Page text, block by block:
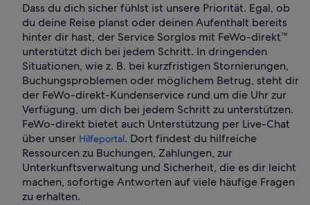
Dass du dich sicher fühlst ist unsere Priorität. Egal, ob
du deine Reise planst oder deinen Aufenthalt bereits
hinter dir hast, der Service Sorglos mit FeWo-direkt™
unterstützt dich bei jedem Schritt. In dringenden
Situationen, wie z. B. bei kurzfristigen Stornierungen,
Buchungsproblemen oder möglichem Betrug, steht dir
der FeWo-direkt-Kundenservice rund um die Uhr zur
Verfügung, um dich bei jedem Schritt zu unterstützen.
FeWo-direkt bietet auch Unterstützung per Live-Chat
über unser Hilfeportal. Dort findest du hilfreiche
Ressourcen zu Buchungen, Zahlungen, zur
Unterkunftsverwaltung und Sicherheit, die es dir leicht
machen, sofortige Antworten auf viele häufige Fragen
zu erhalten.